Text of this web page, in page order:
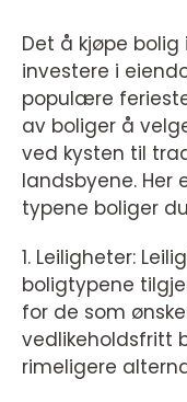
Det å kjøpe
investere i
populære
av boliger å
ved kysten til
landsbyene.
typene boliger
1. Leiligheter:
boligtypene
for de som
vedlikeholdsfritt
rimeligere